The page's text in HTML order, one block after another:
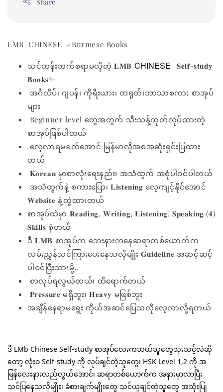
LMB CHINESE #Burmese Books
သင်တန်းတက်စရာမလိုတဲ့ 𝐋𝐌𝐁 CHINESE
𝐒𝐞𝐥𝐟-𝐬𝐭𝐮𝐝𝐲
𝐁𝐨𝐨𝐤𝐬✨
အင်္ဂလိပ်၊ ဂျပန်၊ ကိုရီးယား၊ တရုတ်၊ဘာသာစကား စာအုပ်
များ
Beginner level တွေအတွက် သီးသန့်ထုတ်လုပ်ထားတဲ့
စာအုပ်ဖြစ်ပါတယ်
လေ့လာရမခက်အောင် မြန်မာလိုအစအဆုံးရှင်းပြထား
တယ်
𝐊𝐨𝐫𝐞𝐚𝐧 မှာစာလုံးရေးနည်း၊ အသံထွက် အစုံပါဝင်ပါတယ်
အသံထွက်နဲ့ စကားပြော၊ 𝐋𝐢𝐬𝐭𝐞𝐧𝐢𝐧𝐠 လေ့ကျင့်နိုင်အောင်
𝐖𝐞𝐛𝐬𝐢𝐭𝐞 နဲ့တွဲထားတယ်
စာအုပ်ထဲမှာ 𝐑𝐞𝐚𝐝𝐢𝐧𝐠, 𝐖𝐫𝐢𝐭𝐢𝐧𝐠, 𝐋𝐢𝐬𝐭𝐞𝐧𝐢𝐧𝐠, 𝐒𝐩𝐞𝐚𝐤𝐢𝐧𝐠 (𝟒)
𝐒𝐤𝐢𝐥𝐥𝐬 စုံတယ်
ဒီ 𝐋𝐌𝐁 စာအုပ်က ဘေးနားကနေဆရာတစ်ယောက်က
လမ်းညွှန်သင်ကြားပေးနေသလိုမျိုး 𝐆𝐮𝐢𝐝𝐞𝐥𝐢𝐧𝐞 အဆင့်ဆင့်
ပါဝင်ပြီးသားမို့..
စာလုပ်ရလွယ်တယ်၊ ထိရောက်တယ်
𝐏𝐫𝐞𝐬𝐬𝐮𝐫𝐞 မရှိဘူး၊ 𝐇𝐞𝐚𝐯𝐲 မဖြစ်ဘူး
အချိန်နေရာမရွေး ကိုယ်အဆင်ပြေသလိုလေ့လာလို့ရတယ်
ဒီ LMb Chinese Self-study စာအုပ်လေးကဘယ်သူတွေသုံးသင့်လဲဆို
တော့ လုံးဝ Self-study ကို လုပ်ချင်တဲ့သူတွေ၊ HSK Level 1,2 ကို အ
မြန်လေးနားလည်လွယ်အောင်၊ ဆရာတစ်ယောက်က အနားမှာလာပြီး
သင်ပြနေသလိုမျိုး၊ ခံစားချက်မျိုးတွေ သင်ယူချင်တဲ့သူတွေ အသုံးပြု